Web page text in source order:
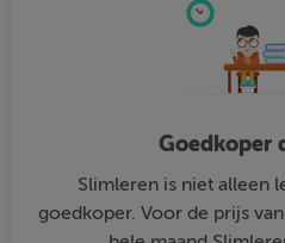
Goedkoper
Slimleren is niet alleen
goedkoper. Voor de prijs